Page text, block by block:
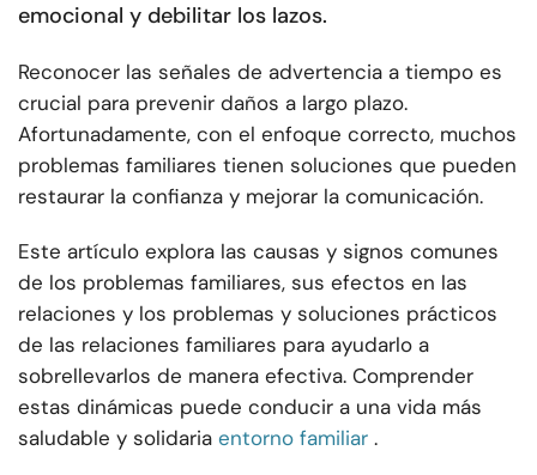
emocional y debilitar los lazos.
Reconocer las señales de advertencia a tiempo es
crucial para prevenir daños a largo plazo.
Afortunadamente, con el enfoque correcto, muchos
problemas familiares tienen soluciones que pueden
restaurar la confianza y mejorar la comunicación.
Este artículo explora las causas y signos comunes
de los problemas familiares, sus efectos en las
relaciones y los problemas y soluciones prácticos
de las relaciones familiares para ayudarlo a
sobrellevarlos de manera efectiva. Comprender
estas dinámicas puede conducir a una vida más
saludable y solidaria entorno familiar .